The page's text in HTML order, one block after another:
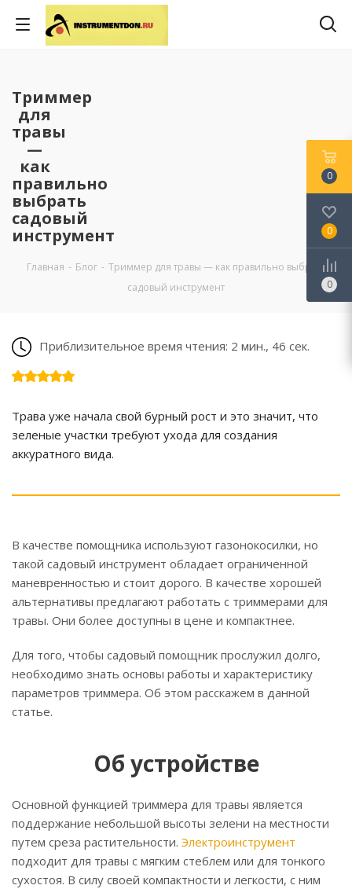
Триммер
для
травы
—
как
правильно
выбрать
садовый
инструмент
Главная - Блог - Триммер для травы — как правильно выбрать
садовый инструмент
Приблизительное время чтения: 2 мин., 46 сек.
Трава уже начала свой бурный рост и это значит, что
зеленые участки требуют ухода для создания
аккуратного вида.
В качестве помощника используют газонокосилки, но
такой садовый инструмент обладает ограниченной
маневренностью и стоит дорого. В качестве хорошей
альтернативы предлагают работать с триммерами для
травы. Они более доступны в цене и компактнее.
Для того, чтобы садовый помощник прослужил долго,
необходимо знать основы работы и характеристику
параметров триммера. Об этом расскажем в данной
статье.
Об устройстве
Основной функцией триммера для травы является
поддержание небольшой высоты зелени на местности
путем среза растительности. Электроинструмент
подходит для травы с мягким стеблем или для тонкого
сухостоя. В силу своей компактности и легкости, с ним
0
0
0